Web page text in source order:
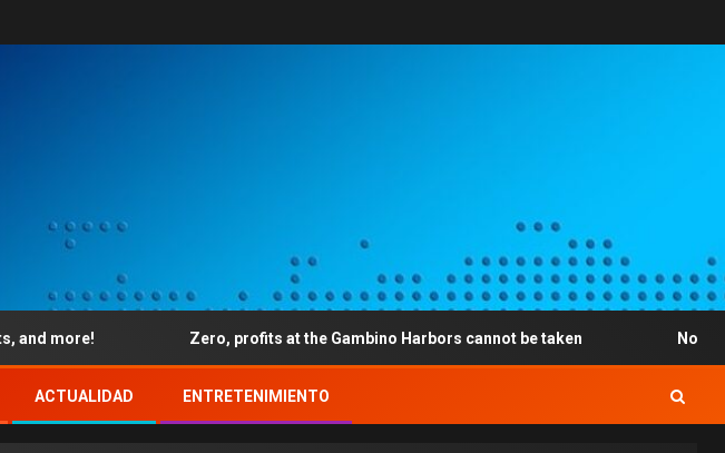
Zero, profits at the Gambino Harbors cannot be taken No-deposit
ACTUALIDAD ENTRETENIMIENTO